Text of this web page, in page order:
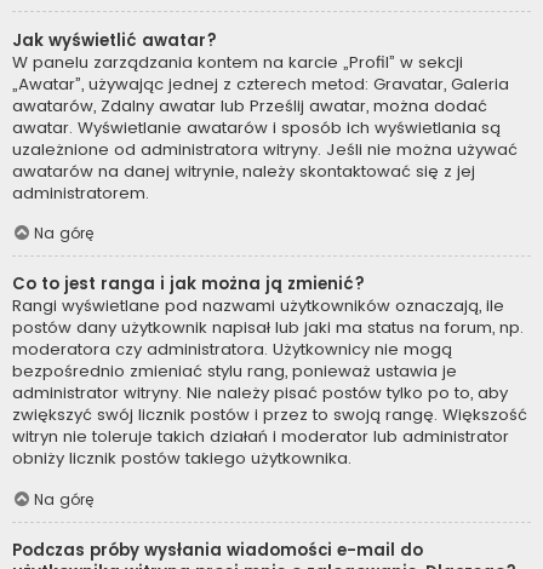
Jak wyświetlić awatar?
W panelu zarządzania kontem na karcie „Profil” w sekcji
„Awatar”, używając jednej z czterech metod: Gravatar, Galeria
awatarów, Zdalny awatar lub Prześlij awatar, można dodać
awatar. Wyświetlanie awatarów i sposób ich wyświetlania są
uzależnione od administratora witryny. Jeśli nie można używać
awatarów na danej witrynie, należy skontaktować się z jej
administratorem.
Na górę
Co to jest ranga i jak można ją zmienić?
Rangi wyświetlane pod nazwami użytkowników oznaczają, ile
postów dany użytkownik napisał lub jaki ma status na forum, np.
moderatora czy administratora. Użytkownicy nie mogą
bezpośrednio zmieniać stylu rang, ponieważ ustawia je
administrator witryny. Nie należy pisać postów tylko po to, aby
zwiększyć swój licznik postów i przez to swoją rangę. Większość
witryn nie toleruje takich działań i moderator lub administrator
obniży licznik postów takiego użytkownika.
Na górę
Podczas próby wysłania wiadomości e-mail do